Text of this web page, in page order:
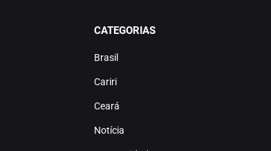
CATEGORIAS
Brasil
Cariri
Ceará
Notícia